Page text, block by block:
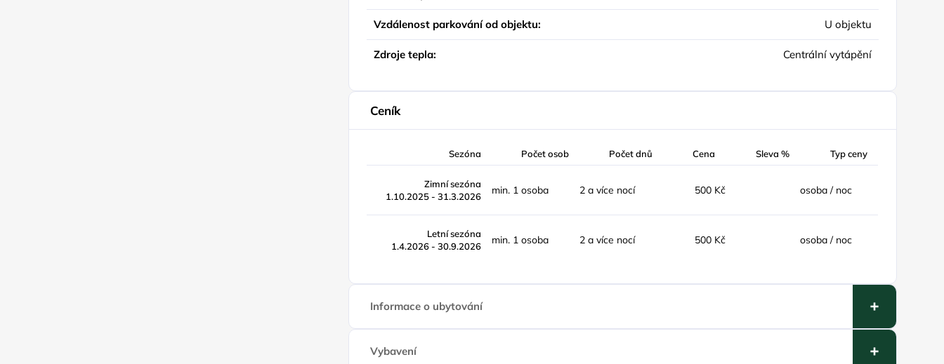
Vzdálenost parkování od objektu: U objektu
Zdroje tepla: Centrální vytápění
Ceník
Sezóna Počet osob Počet dnů Cena Sleva % Typ ceny
Zimní sezóna
1.10.2025 - 31.3.2026
min. 1 osoba 2 a více nocí 500 Kč osoba / noc
Letní sezóna
1.4.2026 - 30.9.2026
min. 1 osoba 2 a více nocí 500 Kč osoba / noc
Informace o ubytování
Vybavení